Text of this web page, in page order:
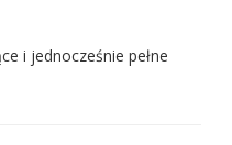
i jednocześnie pełne